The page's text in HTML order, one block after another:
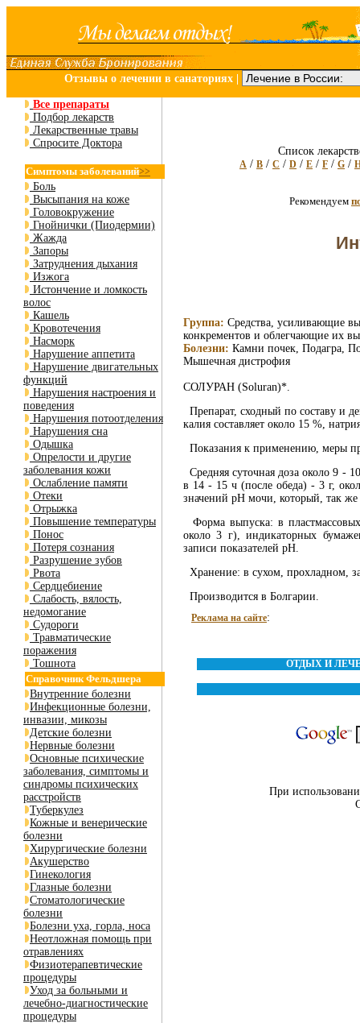
Отзывы о лечении в санаториях
Все препараты
Подбор лекарств
Лекарственные травы
Спросите Доктора
Симптомы заболеваний>>
Боль
Высыпания на коже
Головокружение
Гнойнички (Пиодермии)
Жажда
Запоры
Затруднения дыхания
Изжога
Истончение и ломкость
волос
Кашель
Кровотечения
Насморк
Нарушение аппетита
Нарушение двигательных
функций
Нарушения настроения и
поведения
Нарушения потоотделения
Нарушения сна
Одышка
Опрелости и другие
заболевания кожи
Ослабление памяти
Отеки
Отрыжка
Повышение температуры
Понос
Потеря сознания
Разрушение зубов
Рвота
Сердцебиение
Слабость, вялость,
недомогание
Судороги
Травматические
поражения
Тошнота
Справочник Фельдшера
Внутренние болезни
Инфекционные болезни,
инвазии, микозы
Детские болезни
Нервные болезни
Основные психические
заболевания, симптомы и
синдромы психических
расстройств
Туберкулез
Кожные и венерические
болезни
Хирургические болезни
Акушерство
Гинекология
Глазные болезни
Стоматологические
болезни
Болезни уха, горла, носа
Неотложная помощь при
отравлениях
Физиотерапевтические
процедуры
Уход за больными и
лечебно-диагностические
процедуры
Список
A / B / C / D / E / F / G /
Рекомендуем
Группа: Средства, усиливающие
конкрементов и облегчающие их
Болезни: Камни почек, Подагра,
Мышечная дистрофия
СОЛУРАН (Soluran)*.
Препарат, сходный по составу и
калия составляет около 15 %,
Показания к применению, меры
Средняя суточная доза около 9 -
в 14 - 15 ч (после обеда) - 3 г,
значений рН мочи, который, так
Форма выпуска: в
около 3 г), индикаторных
записи показателей рН.
Хранение: в сухом, прохладном,
Производится в Болгарии.
Реклама на сайте:
ОТДЫХ И
При